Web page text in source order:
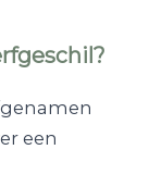
een